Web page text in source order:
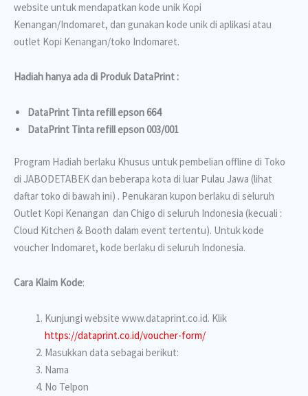
website untuk mendapatkan kode unik Kopi
Kenangan/Indomaret, dan gunakan kode unik di aplikasi atau
outlet Kopi Kenangan/toko Indomaret.
Hadiah hanya ada di Produk DataPrint :
DataPrint Tinta refill epson 664
DataPrint Tinta refill epson 003/001
Program Hadiah berlaku Khusus untuk pembelian offline di Toko
di JABODETABEK dan beberapa kota di luar Pulau Jawa (lihat
daftar toko di bawah ini) . Penukaran kupon berlaku di seluruh
Outlet Kopi Kenangan dan Chigo di seluruh Indonesia (kecuali :
Cloud Kitchen & Booth dalam event tertentu). Untuk kode
voucher Indomaret, kode berlaku di seluruh Indonesia.
Cara Klaim Kode:
Kunjungi website www.dataprint.co.id. Klik
https://dataprint.co.id/voucher-form/
Masukkan data sebagai berikut:
Nama
No Telpon